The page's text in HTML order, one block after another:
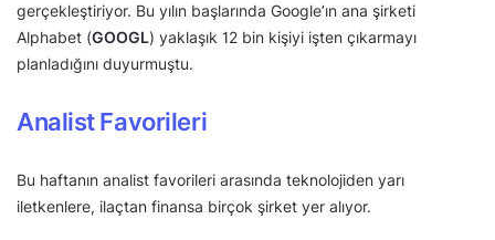
gerçekleştiriyor. Bu yılın başlarında Google’ın ana şirketi
Alphabet (GOOGL) yaklaşık 12 bin kişiyi işten çıkarmayı
planladığını duyurmuştu.
Analist Favorileri
Bu haftanın analist favorileri arasında teknolojiden yarı
iletkenlere, ilaçtan finansa birçok şirket yer alıyor.